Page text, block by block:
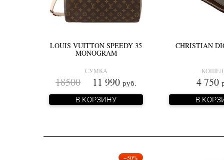
LOUIS VUITTON SPEEDY 35
MONOGRAM
СУМКА
18500 11 990 руб.
В КОРЗИНУ
CHRISTIAN
4 750
В
−50%